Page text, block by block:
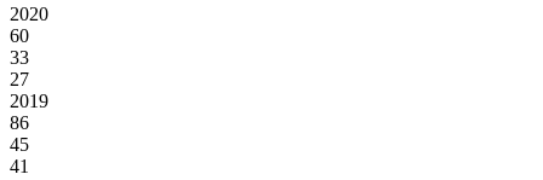
2020
60
33
27
2019
86
45
41